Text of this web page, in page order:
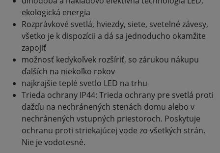
ekologická energia
Rozprávkové svetlá, hviezdy, siete, svetelné závesy,
všetko je k dispozícii a dá sa jednoducho okamžite
zapojiť
možnosť kedykoľvek rozšíriť, so zárukou nákupu
ďalších na niekoľko rokov
najkrajšie teplé svetlo LED na trhu
Trieda ochrany IP44: Trieda ochrany pre svetlá proti
dažďu na nechránených stenách domu alebo v
nechránených vstupných priestoroch. Poskytuje
ochranu proti striekajúcej vode zo všetkých strán.
Nie je vodotesné.